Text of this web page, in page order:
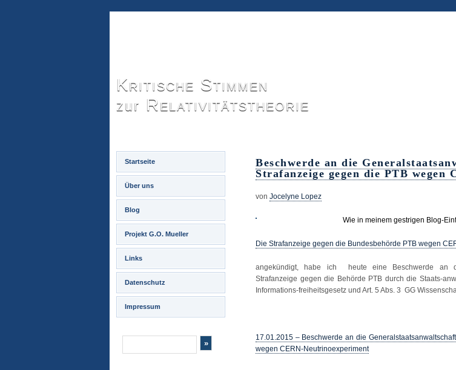
Kritische Stimmen
zur Relativitätstheorie
Startseite
Über uns
Blog
Projekt G.O. Mueller
Links
Datenschutz
Impressum
Beschwerde an die
Strafanzeige gegen die PTB wegen
von Jocelyne Lopez
Wie in meinem gestrigen Blog-
Die Strafanzeige gegen die Bundesbehörde PTB wegen
angekündigt, habe ich heute eine Beschwerde an
Strafanzeige gegen die Behörde PTB durch die Staats-
Informations-freiheitsgesetz und Art. 5 Abs. 3 GG
17.01.2015 – Beschwerde an die
wegen CERN-Neutrinoexperiment